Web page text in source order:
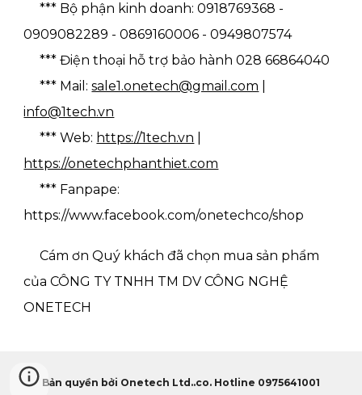
*** Bộ phận kinh doanh: 0918769368 -
0909082289 - 0869160006 - 0949807574
*** Điện thoại hỗ trợ bảo hành 028 66864040
*** Mail:sale1.onetech@gmail.com
info@1tech.vn
*** Web: https://1tech.vn
https://onetechphanthiet.com
*** Fanpape:
https://www.facebook.com/onetechco/shop
Cám ơn Quý khách đã chọn mua sản phẩm
của CÔNG TY TNHH TM DV CÔNG NGHỆ
ONETECH
Bản quyền bởi Onetech Ltd..co. Hotline 0975641001